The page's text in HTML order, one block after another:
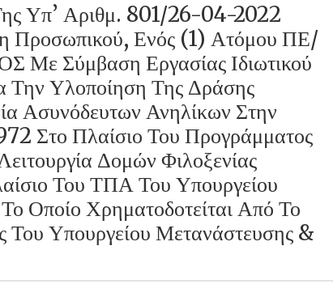
Υπ’ Αριθμ. 801/26-04-2022
Προσωπικού, Ενός (1) Ατόμου ΠΕ/
Σύμβαση Εργασίας Ιδιωτικού
Την Υλοποίηση Της Δράσης
Ασυνόδευτων Ανηλίκων Στην
Στο Πλαίσιο Του Προγράμματος
Δομών Φιλοξενίας
Του ΤΠΑ Του Υπουργείου
Οποίο Χρηματοδοτείται Από Το
Υπουργείου Μετανάστευσης &